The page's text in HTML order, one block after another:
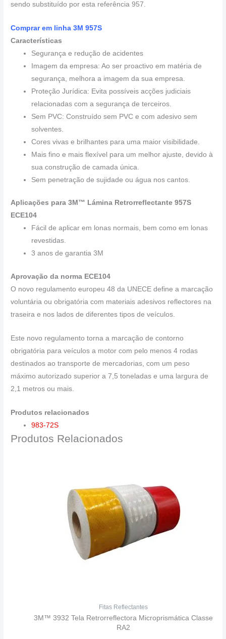
sendo substituído por esta referência 957.
Comprar em linha 3M 957S
Características
Segurança e redução de acidentes
Imagem da empresa: Ao ser proactivo em matéria de
segurança, melhora a imagem da sua empresa.
Proteção Jurídica: Evita possíveis acções judiciais
relacionadas com a segurança de terceiros.
Sem PVC: Construído sem PVC e com adesivo sem
solventes.
Cores vivas e brilhantes para uma maior visibilidade.
Mais fino e mais flexível para um melhor ajuste, devido à
sua construção de camada única.
Sem penetração de sujidade ou água nos cantos.
Aplicações para 3M™ Lámina Retrorreflectante 957S
ECE104
Fácil de aplicar em lonas normais, bem como em lonas
revestidas.
3 anos de garantia 3M
Aprovação da norma ECE104
O novo regulamento europeu 48 da UNECE define a marcação
voluntária ou obrigatória com materiais adesivos reflectores na
traseira e nos lados de diferentes tipos de veículos.
Este novo regulamento torna a marcação de contorno
obrigatória para veículos a motor com pelo menos 4 rodas
destinados ao transporte de mercadorias, com um peso
máximo autorizado superior a 7,5 toneladas e uma largura de
2,1 metros ou mais.
Produtos relacionados
983-72S
Produtos Relacionados
Fitas Reflectantes
3M™ 3932 Tela Retrorreflectora Microprismática Classe
RA2